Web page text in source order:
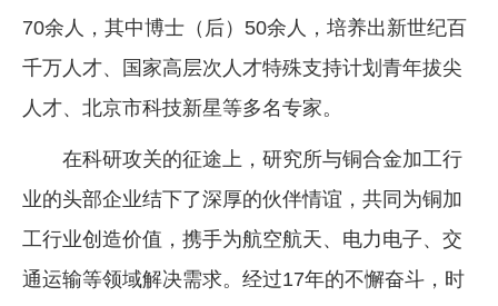
70余人，其中博士（后）50余人，培养出新世纪百
千万人才、国家高层次人才特殊支持计划青年拔尖
人才、北京市科技新星等多名专家。
在科研攻关的征途上，研究所与铜合金加工行
业的头部企业结下了深厚的伙伴情谊，共同为铜加
工行业创造价值，携手为航空航天、电力电子、交
通运输等领域解决需求。经过17年的不懈奋斗，时